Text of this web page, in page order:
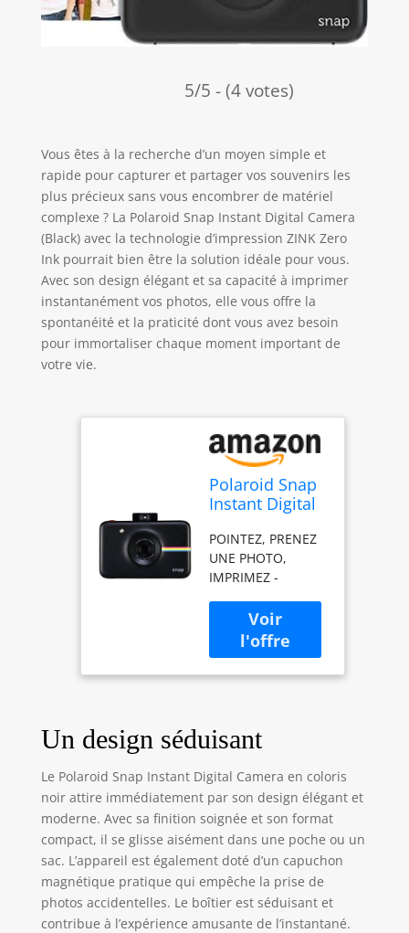
5/5 - (4 votes)
Vous êtes à la recherche d’un moyen simple et
rapide pour capturer et partager vos souvenirs les
plus précieux sans vous encombrer de matériel
complexe ? La Polaroid Snap Instant Digital Camera
(Black) avec la technologie d’impression ZINK Zero
Ink pourrait bien être la solution idéale pour vous.
Avec son design élégant et sa capacité à imprimer
instantanément vos photos, elle vous offre la
spontanéité et la praticité dont vous avez besoin
pour immortaliser chaque moment important de
votre vie.
Polaroid Snap
Instant Digital
with ZINK Zero
Ink Printing
Technology
POINTEZ, PRENEZ
UNE PHOTO,
IMPRIMEZ -
photos
instantanées n’a
jamais été aussi
simple ou aussi
sujet à l'aide de
l'écran tactile,
appuyez sur le
bouton
déclencheur pour
capturer l'image,
puis imprimez la
photo et voyez vos
souvenirs prendre
vie. APPAREIL
PHOTO AVEC
Un design séduisant
Le Polaroid Snap Instant Digital Camera en coloris
noir attire immédiatement par son design élégant et
moderne. Avec sa finition soignée et son format
compact, il se glisse aisément dans une poche ou un
sac. L’appareil est également doté d’un capuchon
magnétique pratique qui empêche la prise de
photos accidentelles. Le boîtier est séduisant et
contribue à l’expérience amusante de l’instantané.